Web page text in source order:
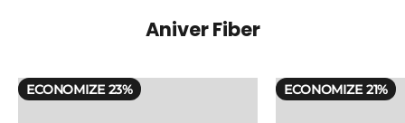
Aniver Fiber
ECONOMIZE 23% ECONOMIZE 21%